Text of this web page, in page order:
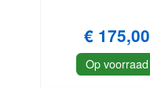
€ 175,00
Op voorraad